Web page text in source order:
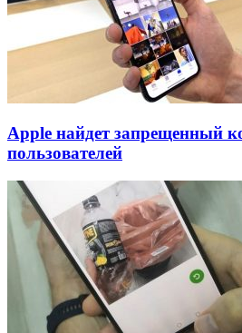
Apple найдет запрещенный
пользователей